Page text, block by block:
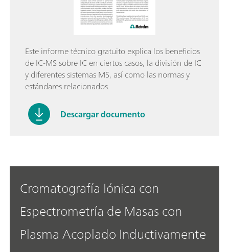
Este informe técnico gratuito explica los beneficios
de IC-MS sobre IC en ciertos casos, la división de IC
y diferentes sistemas MS, así como las normas y
estándares relacionados.
Descargar documento
Cromatografía Iónica con
Espectrometría de Masas con
Plasma Acoplado Inductivamente